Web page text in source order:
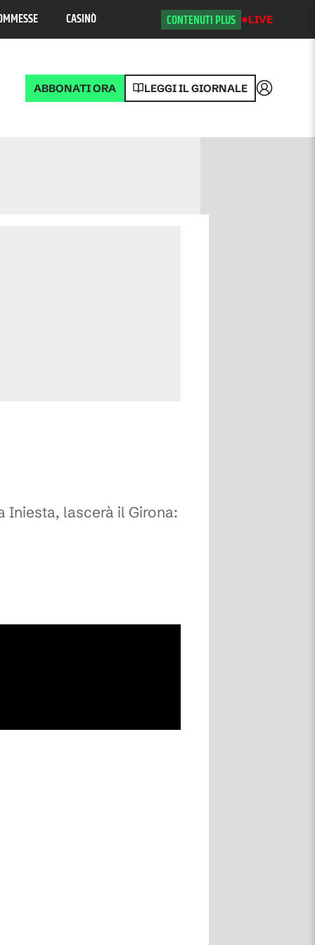
CASINÒ CONTENUTI PLUS LIVE
ABBONATI ORA LEGGI IL GIORNALE Accedi
Iniesta, lascerà il Girona: